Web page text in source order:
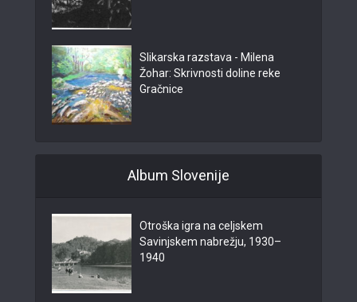
Slikarska razstava - Milena
Žohar: Skrivnosti doline reke
Gračnice
Album Slovenije
Otroška igra na celjskem
Savinjskem nabrežju, 1930–
1940